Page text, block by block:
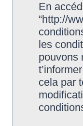
En
“http://
les
pouvons
cela par